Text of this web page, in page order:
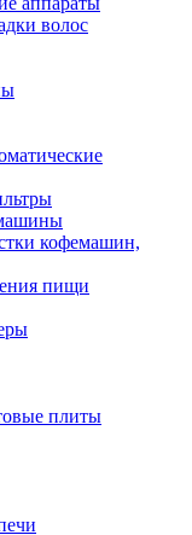
волос
кофемашин,
пищи
плиты